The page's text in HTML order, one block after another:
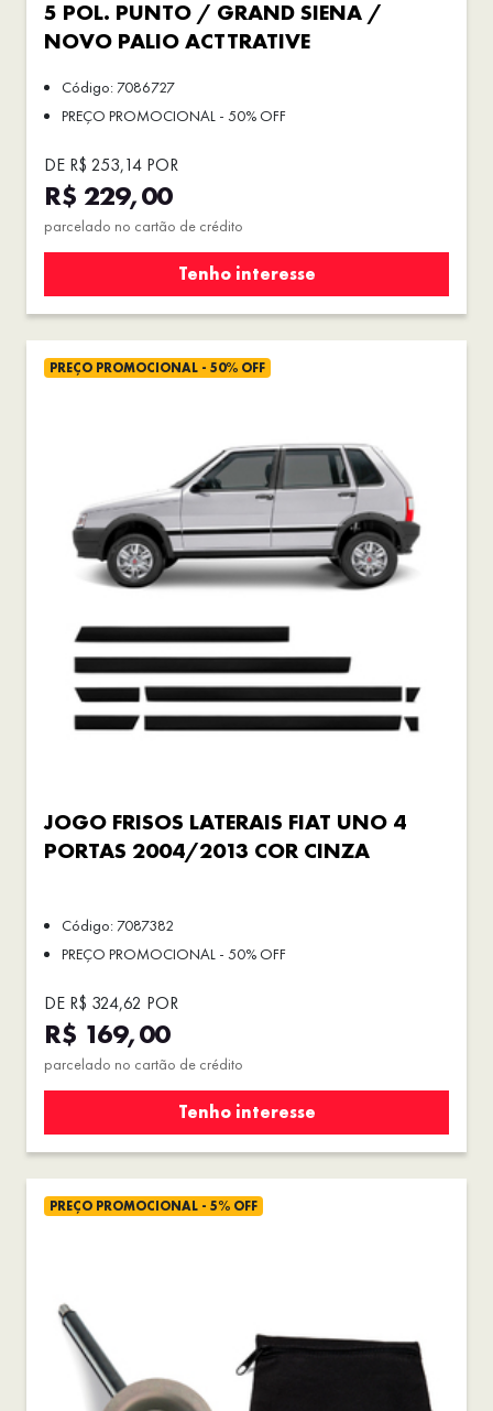
5 POL. PUNTO / GRAND SIENA /
NOVO PALIO ACTTRATIVE
Código: 7086727
PREÇO PROMOCIONAL - 50% OFF
DE R$ 253,14 POR
R$ 229,00
parcelado no cartão de crédito
Tenho interesse
PREÇO PROMOCIONAL - 50% OFF
JOGO FRISOS LATERAIS FIAT UNO 4
PORTAS 2004/2013 COR CINZA
Código: 7087382
PREÇO PROMOCIONAL - 50% OFF
DE R$ 324,62 POR
R$ 169,00
parcelado no cartão de crédito
Tenho interesse
PREÇO PROMOCIONAL - 5% OFF